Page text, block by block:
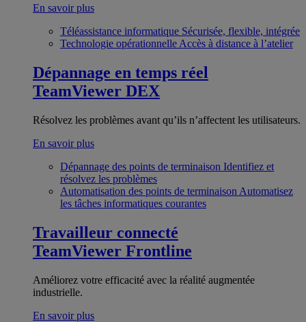
En savoir plus
Téléassistance informatique Sécurisée, flexible, intégrée
Technologie opérationnelle Accès à distance à l’atelier
Dépannage en temps réel
TeamViewer DEX
Résolvez les problèmes avant qu’ils n’affectent les utilisateurs.
En savoir plus
Dépannage des points de terminaison Identifiez et
résolvez les problèmes
Automatisation des points de terminaison Automatisez
les tâches informatiques courantes
Travailleur connecté
TeamViewer Frontline
Améliorez votre efficacité avec la réalité augmentée
industrielle.
En savoir plus